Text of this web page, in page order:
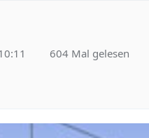
604 Mal gelesen